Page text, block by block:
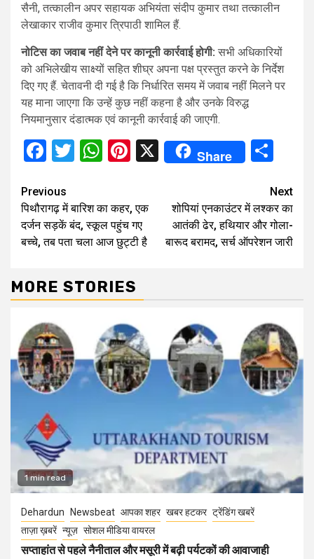
सैनी, तत्कालीन अपर सहायक अभियंता संदीप कुमार तथा तत्कालीन
लेखाकार राजीव कुमार त्रिपाठी शामिल हैं.
नोटिस का जवाब नहीं देने पर कानूनी कार्रवाई होगी: सभी अधिकारियों
को अभिलेखीय साक्ष्यों सहित शीघ्र अपना पक्ष प्रस्तुत करने के निर्देश
दिए गए हैं. चेतावनी दी गई है कि निर्धारित समय में जवाब नहीं मिलने पर
यह माना जाएगा कि उन्हें कुछ नहीं कहना है और उनके विरुद्ध
नियमानुसार दंडात्मक एवं कानूनी कार्रवाई की जाएगी.
Facebook
Twitter
WhatsApp
Pinterest
X Share
Continue
Reading
Previous
पिथौरागढ़ में बारिश का कहर, एक
दर्जन सड़कें बंद, स्कूल पहुंच गए
बच्चे, तब पता चला आज छुट्टी है
Next
शोपियां एनकाउंटर में लश्कर का
आतंकी ढेर, हथियार और गोला-
बारूद बरामद, सर्च ऑपरेशन जारी
MORE STORIES
1 min read
Dehardun Newsbeat आपका शहर खबर हटकर ट्रेंडिंग खबरें
ताज़ा ख़बरें न्यूज़ सोशल मीडिया वायरल
सप्ताहांत से पहले नैनीताल और मसूरी में बढ़ी पर्यटकों की आवाजाही